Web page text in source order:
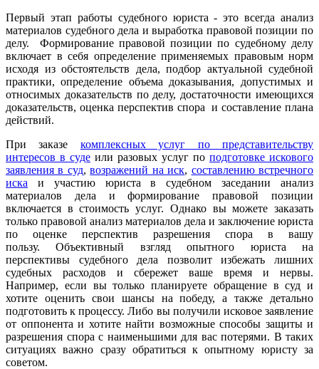
Первый этап работы судебного юриста - это всегда анализ
материалов судебного дела и выработка правовой позиции по
делу. Формирование правовой позиции по судебному делу
включает в себя определение применяемых правовым норм
исходя из обстоятельств дела, подбор актуальной судебной
практики, определение объема доказывания, допустимых и
относимых доказательств по делу, достаточности имеющихся
доказательств, оценка перспектив спора и составление плана
действий.
При заказе комплексных услуг по представительству
интересов в суде или разовых услуг по подготовке искового
заявления в суд,возражений на иск, составлению встречного
иска и участию юриста в судебном заседании анализ
материалов дела и формирование правовой позиции
включается в стоимость услуг. Однако вы можете заказать
только правовой анализ материалов дела и заключение юриста
по оценке перспектив разрешения спора в вашу
пользу. Объективный взгляд опытного юриста на
перспективы судебного дела позволит избежать лишних
судебных расходов и сбережет ваше время и нервы.
Например, если вы только планируете обращение в суд и
хотите оценить свои шансы на победу, а также детально
подготовить к процессу. Либо вы получили исковое заявление
от оппонента и хотите найти возможные способы защиты и
разрешения спора с наименьшими для вас потерями. В таких
ситуациях важно сразу обратиться к опытному юристу за
советом.